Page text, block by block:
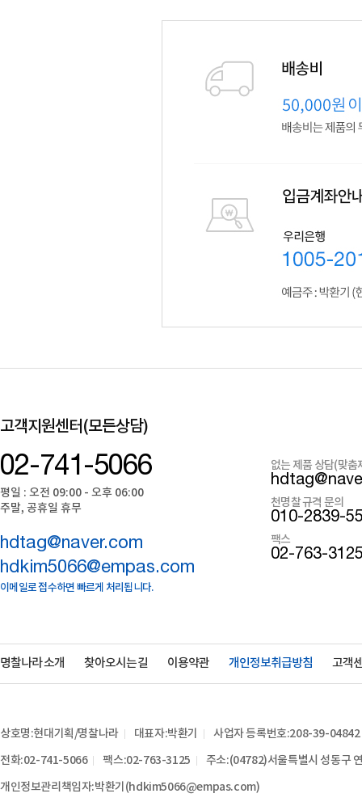
고객지원센터(모든상담)
02-741-5066
평일 : 오전 09:00 - 오후 06:00
주말, 공휴일 휴무
hdtag@naver.com
hdkim5066@empas.com
이메일로 접수하면 빠르게 처리됩니다.
없는 제품 상담(맞춤
천명찰 규격 문의
010-2839-
팩스
02-763-
명찰나라 소개 찾아오시는 길 이용약관 개인정보취급방침 고객
상호명:현대기획/명찰나라 대표자:박환기
사업자 등록번호:208-39-04842
전화:02-741-5066
팩스:02-763-3125
주소:(04782)서울특별시 성동구
개인정보관리책임자:박환기(hdkim5066@empas.com)